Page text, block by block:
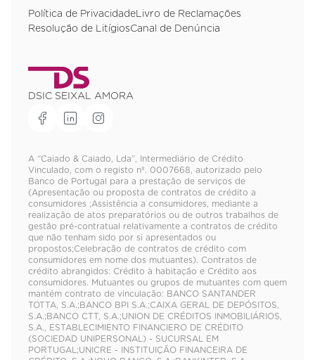
Política de Privacidade Livro de Reclamações
Resolução de LitígiosCanal de Denúncia
DSIC SEIXAL AMORA
A “Caiado & Caiado, Lda”, Intermediário de Crédito
Vinculado, com o registo nº. 0007668, autorizado pelo
Banco de Portugal para a prestação de serviços de
(Apresentação ou proposta de contratos de crédito a
consumidores ;Assistência a consumidores, mediante a
realização de atos preparatórios ou de outros trabalhos de
gestão pré-contratual relativamente a contratos de crédito
que não tenham sido por si apresentados ou
propostos;Celebração de contratos de crédito com
consumidores em nome dos mutuantes). Contratos de
crédito abrangidos: Crédito à habitação e Crédito aos
consumidores. Mutuantes ou grupos de mutuantes com quem
mantém contrato de vinculação: BANCO SANTANDER
TOTTA, S.A.;BANCO BPI S.A.;CAIXA GERAL DE DEPÓSITOS,
S.A.;BANCO CTT, S.A.;UNION DE CRÉDITOS INMOBILIÁRIOS,
S.A., ESTABLECIMIENTO FINANCIERO DE CRÉDITO
(SOCIEDAD UNIPERSONAL) - SUCURSAL EM
PORTUGAL;UNICRE - INSTITUIÇÃO FINANCEIRA DE